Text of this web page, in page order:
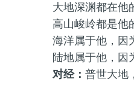
大地深渊都在他
高山峻岭都是他
海洋属于他，因
陆地属于他，因
对经： 普世大地